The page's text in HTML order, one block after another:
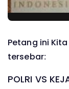
Petang ini
tersebar:
POLRI VS